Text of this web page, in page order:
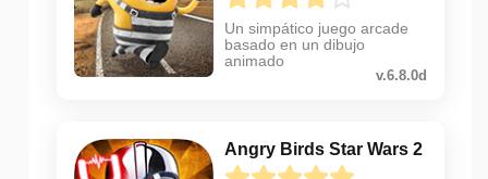
Un simpático juego arcade
basado en un dibujo
animado
v.6.8.0d
Angry Birds Star Wars 2